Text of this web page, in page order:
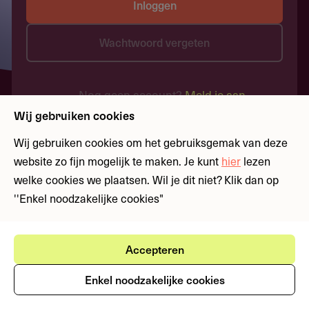
Inloggen
Wachtwoord vergeten
Nog geen account?Meld je aan
Wij gebruiken cookies
Wij gebruiken cookies om het gebruiksgemak van deze
website zo fijn mogelijk te maken. Je kunt hier lezen
welke cookies we plaatsen. Wil je dit niet? Klik dan op
''Enkel noodzakelijke cookies"
Accepteren
Enkel noodzakelijke cookies